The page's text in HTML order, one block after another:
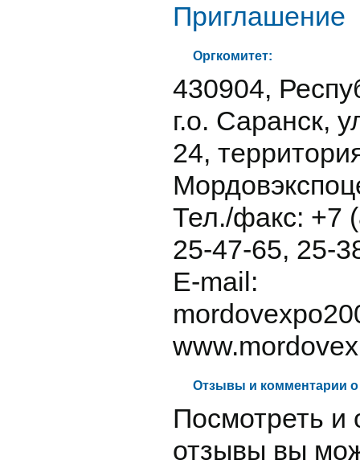
Приглашение
Оргкомитет:
430904,
г.о. Саранск,
24,
Тел./факс: +7
25-47-65, 25-
E-mail:
Отзывы и комментарии о
Посмотреть и
отзывы вы